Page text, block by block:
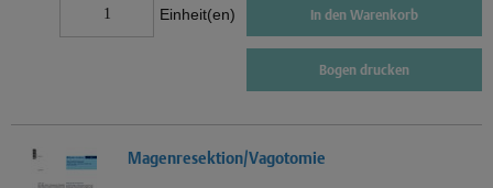
Einheit(en) In den Warenkorb
Bogen drucken
Magenresektion/Vagotomie